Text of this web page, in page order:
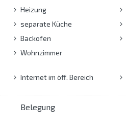
Heizung
separate Küche
Backofen
Wohnzimmer
Internet im öff. Bereich
Belegung